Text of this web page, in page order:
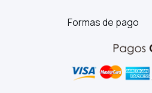
Formas de pago